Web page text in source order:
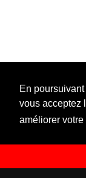
En
vous acceptez
améliorer